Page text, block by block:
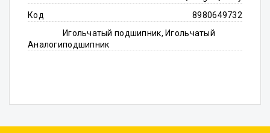
Код
8980649732
Аналоги
Игольчатый подшипник, Игольчатый
подшипник